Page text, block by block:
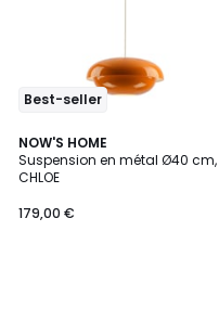
Best-seller
NOW'S HOME
Suspension en métal Ø40 cm,
CHLOE
179,00 €